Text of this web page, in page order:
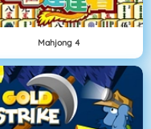
Mahjong 4